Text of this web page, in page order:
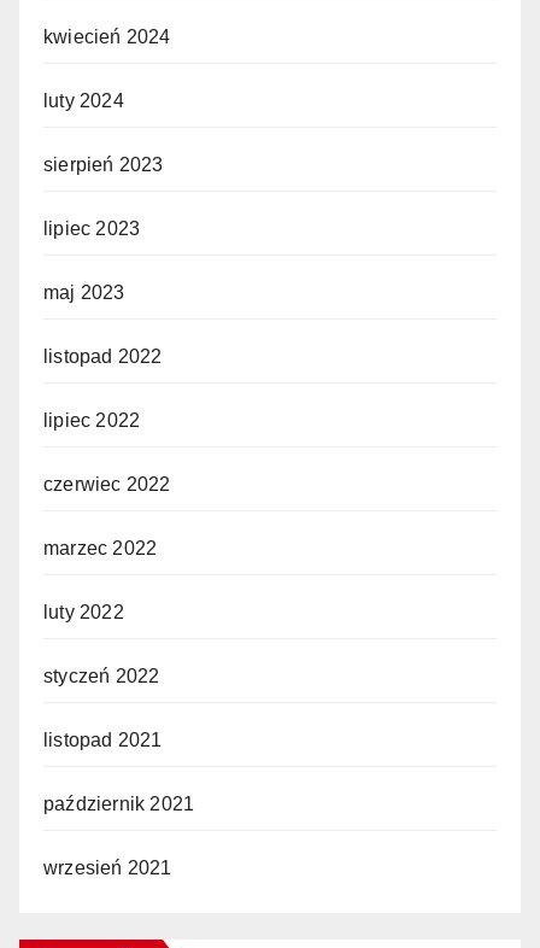
kwiecień 2024
luty 2024
sierpień 2023
lipiec 2023
maj 2023
listopad 2022
lipiec 2022
czerwiec 2022
marzec 2022
luty 2022
styczeń 2022
listopad 2021
październik 2021
wrzesień 2021